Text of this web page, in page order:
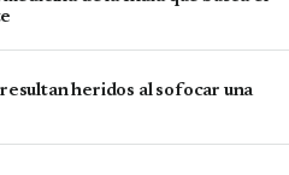
heridos al sofocar una